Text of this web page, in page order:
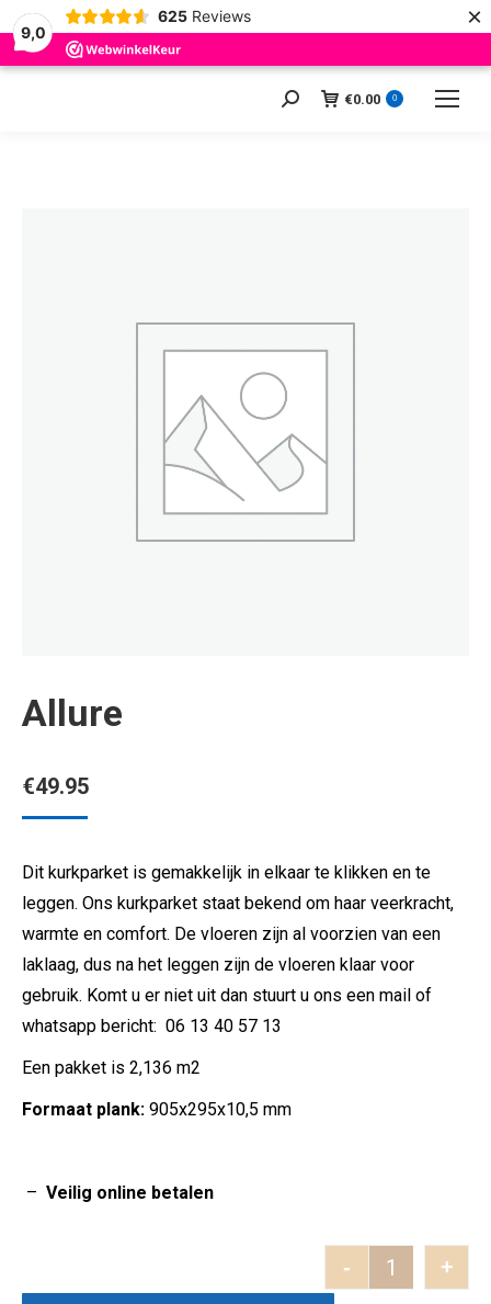
9,0
625 Reviews ×
Zoeken: €0.00 0
Allure
€49.95
Dit kurkparket is gemakkelijk in elkaar te klikken en te
leggen. Ons kurkparket staat bekend om haar veerkracht,
warmte en comfort. De vloeren zijn al voorzien van een
laklaag, dus na het leggen zijn de vloeren klaar voor
gebruik. Komt u er niet uit dan stuurt u ons een mail of
whatsapp bericht: 06 13 40 57 13
Een pakket is 2,136 m2
Formaat plank: 905x295x10,5 mm
– Veilig online betalen
- +